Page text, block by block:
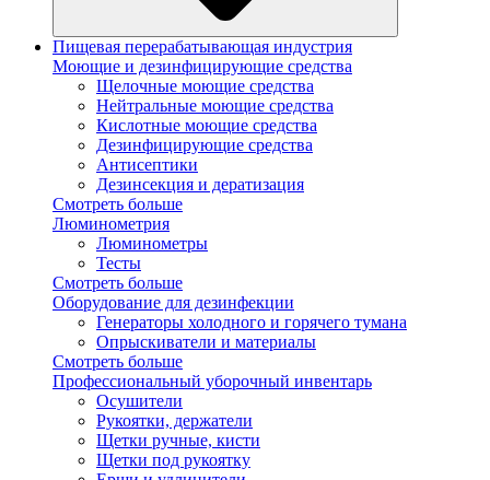
Пищевая перерабатывающая индустрия
Моющие и дезинфицирующие средства
Щелочные моющие средства
Нейтральные моющие средства
Кислотные моющие средства
Дезинфицирующие средства
Антисептики
Дезинсекция и дератизация
Смотреть больше
Люминометрия
Люминометры
Тесты
Смотреть больше
Оборудование для дезинфекции
Генераторы холодного и горячего тумана
Опрыскиватели и материалы
Смотреть больше
Профессиональный уборочный инвентарь
Осушители
Рукоятки, держатели
Щетки ручные, кисти
Щетки под рукоятку